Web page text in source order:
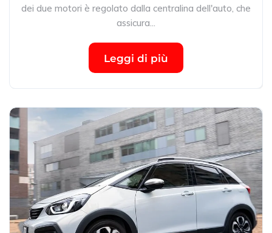
dei due motori è regolato dalla centralina dell'auto, che
assicura...
Leggi di più